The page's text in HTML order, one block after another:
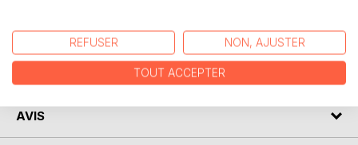
AUTEUR(S)
AVIS
REFUSER NON, AJUSTER
TOUT ACCEPTER